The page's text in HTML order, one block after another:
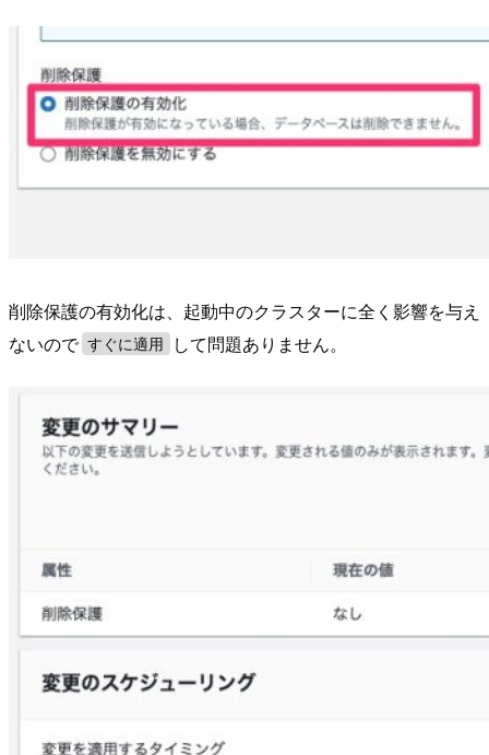
削除保護の有効化は、起動中のクラスターに全く影響を与え
ないので すぐに適用 して問題ありません。